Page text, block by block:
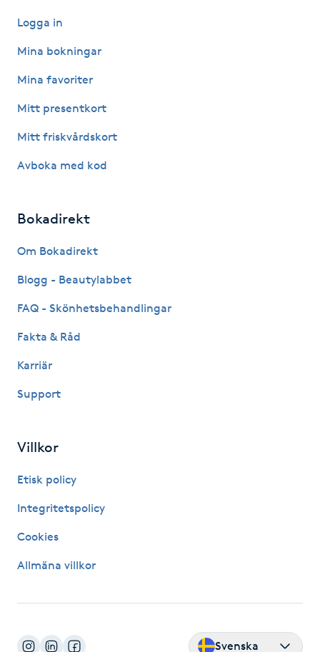
Headspa
Herrklippning
Hot Stone Massage
Hyaluronsyra
Logga in
Mina bokningar
Mina favoriter
Mitt presentkort
Mitt friskvårdskort
Avboka med kod
Bokadirekt
Om Bokadirekt
Blogg - Beautylabbet
FAQ - Skönhetsbehandlingar
Fakta & Råd
Karriär
Support
Villkor
Etisk policy
Integritetspolicy
Cookies
Allmäna villkor
Svenska